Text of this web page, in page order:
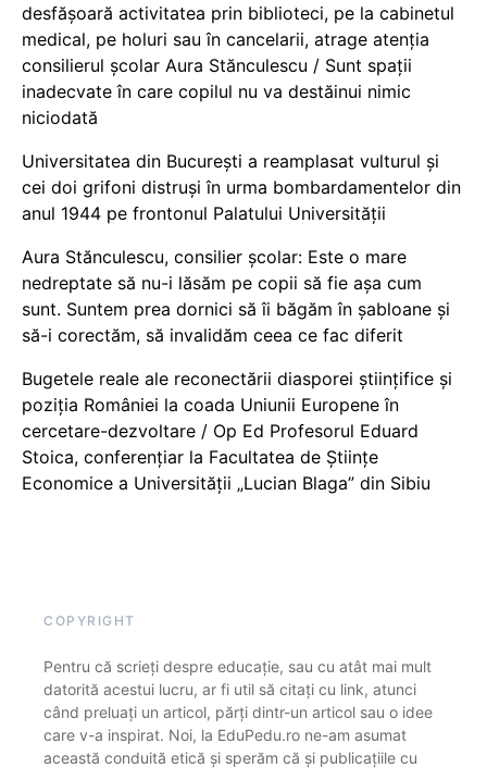
desfășoară activitatea prin biblioteci, pe la cabinetul
medical, pe holuri sau în cancelarii, atrage atenția
consilierul școlar Aura Stănculescu / Sunt spații
inadecvate în care copilul nu va destăinui nimic
niciodată
Universitatea din București a reamplasat vulturul și
cei doi grifoni distruși în urma bombardamentelor din
anul 1944 pe frontonul Palatului Universității
Aura Stănculescu, consilier școlar: Este o mare
nedreptate să nu-i lăsăm pe copii să fie așa cum
sunt. Suntem prea dornici să îi băgăm în șabloane și
să-i corectăm, să invalidăm ceea ce fac diferit
Bugetele reale ale reconectării diasporei științifice și
poziția României la coada Uniunii Europene în
cercetare-dezvoltare / Op Ed Profesorul Eduard
Stoica, conferențiar la Facultatea de Științe
Economice a Universității „Lucian Blaga” din Sibiu
COPYRIGHT
Pentru că scrieți despre educație, sau cu atât mai mult
datorită acestui lucru, ar fi util să citați cu link, atunci
când preluați un articol, părți dintr-un articol sau o idee
care v-a inspirat. Noi, la EduPedu.ro ne-am asumat
această conduită etică și sperăm că și publicațiile cu